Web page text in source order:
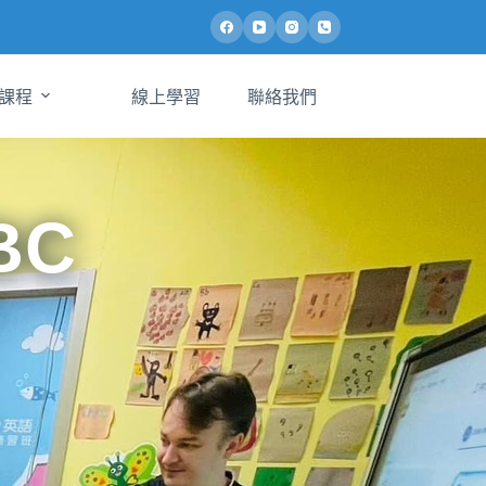
程 線上學習 聯絡我們